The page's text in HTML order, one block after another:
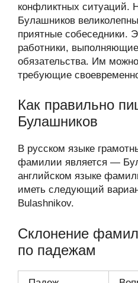
конфликтных ситуаций.
Булашников
приятные собеседники.
работники,
обязательства. Им
требующие
Как правильно
Булашников
В русском языке
фамилии является —
английском языке
иметь следующий
Bulashnikov.
Склонение
по падежам